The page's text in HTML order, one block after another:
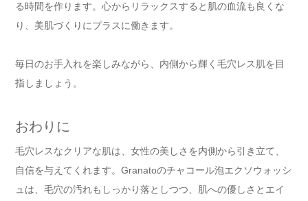
る時間を作ります。心からリラックスすると肌の血流も良くな
り、美肌づくりにプラスに働きます。
毎日のお手入れを楽しみながら、内側から輝く毛穴レス肌を目
指しましょう。
おわりに
毛穴レスなクリアな肌は、女性の美しさを内側から引き立て、
自信を与えてくれます。Granatoのチャコール泡エクソウォッシ
ュは、毛穴の汚れもしっかり落としつつ、肌への優しさとエイ